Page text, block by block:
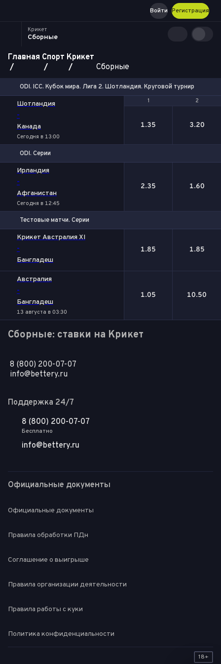
Регистрация
Войти
Крикет
Сборные
Главная Спорт Крикет
Сборные
ODI. ICC. Кубок мира. Лига 2. Шотландия. Круговой турнир
1 2
Шотландия
-
Канада
Сегодня в 13:00
1 2
1.35 3.20
ODI. Серии
Ирландия
-
Афганистан
Сегодня в 12:45
2.35 1.60
Тестовые матчи. Серии
Крикет Австралия XI
-
Бангладеш
1.85 1.85
Австралия
-
Бангладеш
13 августа в 03:30
1.05 10.50
Сборные: ставки на Крикет
8 (800) 200-07-07
info@bettery.ru
Поддержка 24/7
8 (800) 200-07-07
Бесплатно
info@bettery.ru
Официальные документы
Официальные документы
Правила обработки ПДн
Соглашение о выигрыше
Правила организации деятельности
Правила работы с куки
Политика конфиденциальности
18+